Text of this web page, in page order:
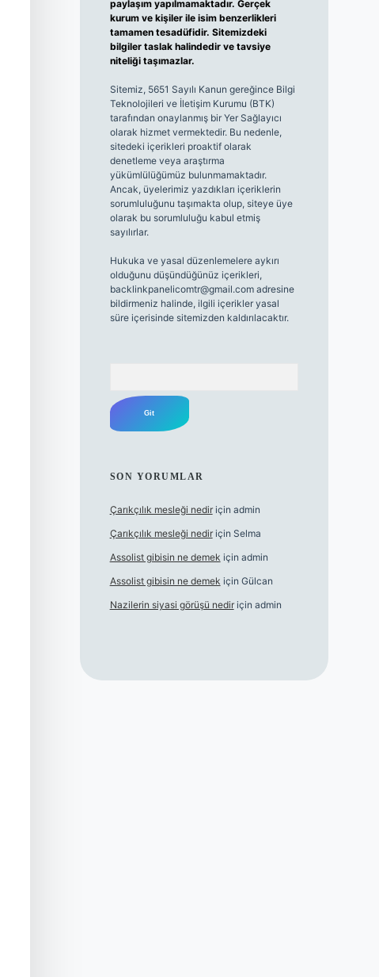
paylaşım yapılmamaktadır. Gerçek
kurum ve kişiler ile isim benzerlikleri
tamamen tesadüfidir. Sitemizdeki
bilgiler taslak halindedir ve tavsiye
niteliği taşımazlar.
Sitemiz, 5651 Sayılı Kanun gereğince Bilgi
Teknolojileri ve İletişim Kurumu (BTK)
tarafından onaylanmış bir Yer Sağlayıcı
olarak hizmet vermektedir. Bu nedenle,
sitedeki içerikleri proaktif olarak
denetleme veya araştırma
yükümlülüğümüz bulunmamaktadır.
Ancak, üyelerimiz yazdıkları içeriklerin
sorumluluğunu taşımakta olup, siteye üye
olarak bu sorumluluğu kabul etmiş
sayılırlar.
Hukuka ve yasal düzenlemelere aykırı
olduğunu düşündüğünüz içerikleri,
backlinkpanelicomtr@gmail.comadresine
bildirmeniz halinde, ilgili içerikler yasal
süre içerisinde sitemizden kaldırılacaktır.
SON YORUMLAR
Çarıkçılık mesleği nediriçin admin
Çarıkçılık mesleği nediriçin Selma
Assolist gibisin ne demek için admin
Assolist gibisin ne demek için Gülcan
Nazilerin siyasi görüşü nediriçin admin